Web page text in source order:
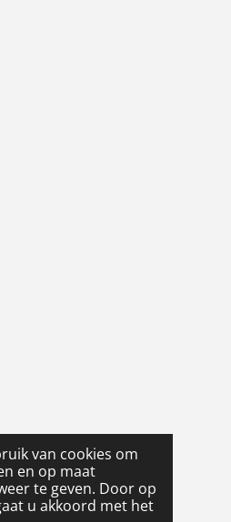
van cookies om
en op maat
te geven. Door op
u akkoord met het